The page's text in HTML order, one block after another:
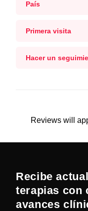
País
Primera visita
Hacer un
Reviews will
Recibe
terapias con
avances